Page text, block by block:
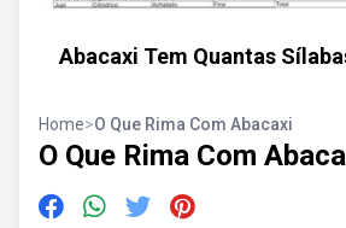
Abacaxi Tem Quantas
Home>O Que Rima Com Abacaxi
O Que Rima Com